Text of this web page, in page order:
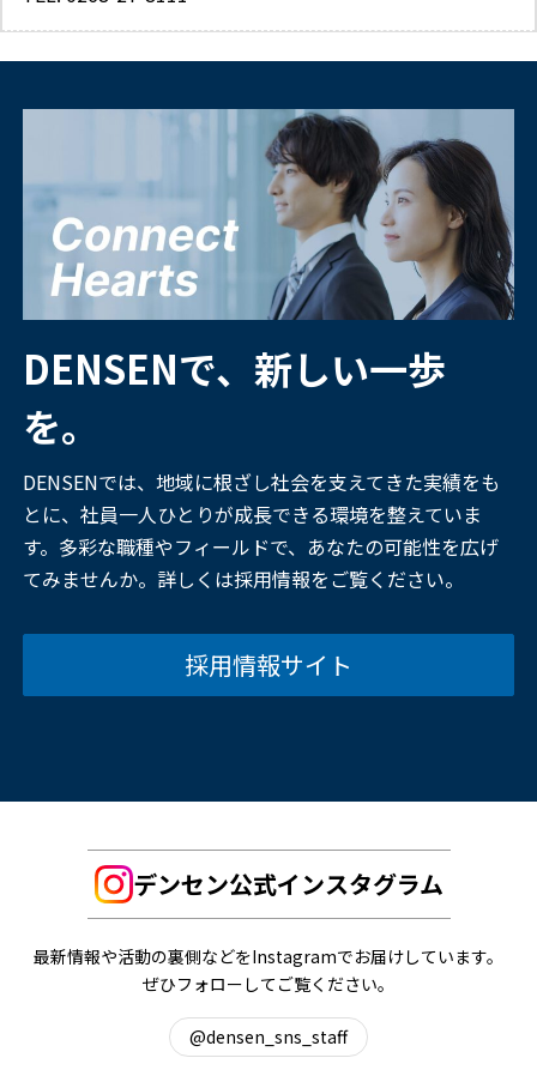
DENSENで、新しい一歩
を。
DENSENでは、地域に根ざし社会を支えてきた実績をも
とに、社員一人ひとりが成長できる環境を整えていま
す。多彩な職種やフィールドで、あなたの可能性を広げ
てみませんか。詳しくは採用情報をご覧ください。
採用情報サイト
デンセン公式インスタグラム
最新情報や活動の裏側などをInstagramでお届けしています。
ぜひフォローしてご覧ください。
@densen_sns_staff